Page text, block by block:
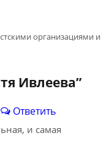
организациями и
Ивлеева”
Ответить
и самая